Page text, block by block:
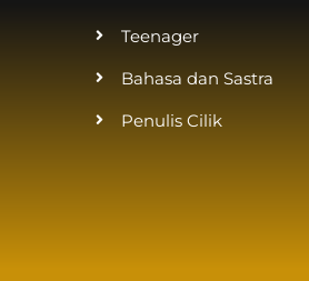
Teenager
Bahasa dan Sastra
Penulis Cilik